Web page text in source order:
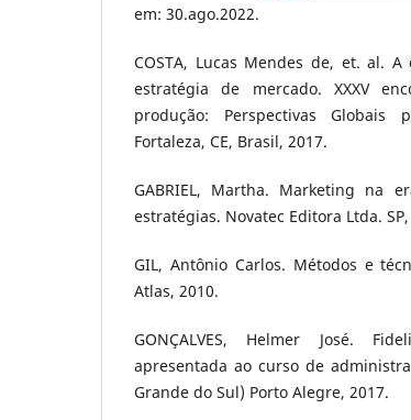
em: 30.ago.2022.
COSTA, Lucas Mendes de, et. al.
estratégia de mercado. XXXV
produção: Perspectivas
Fortaleza, CE, Brasil, 2017.
GABRIEL, Martha. Marketing na
estratégias. Novatec Editora Ltda.
GIL, Antônio Carlos. Métodos e
Atlas, 2010.
GONÇALVES, Helmer José.
apresentada ao curso de
Grande do Sul) Porto Alegre, 2017.